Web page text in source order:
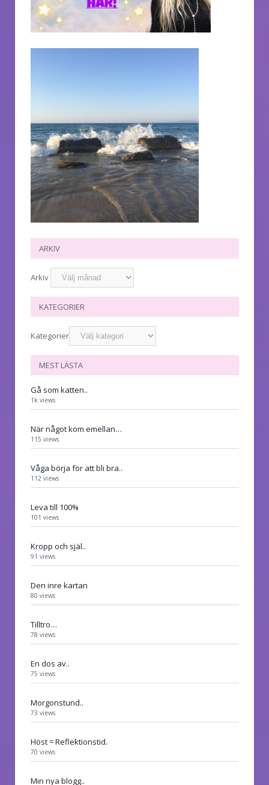
ARKIV
Arkiv
KATEGORIER
Kategorier
MEST LÄSTA
Gå som katten..
1k views
När något kom emellan…
115 views
Våga börja för att bli bra..
112 views
Leva till 100%
101 views
Kropp och själ..
91 views
Den inre kartan
80 views
Tilltro…
78 views
En dos av..
75 views
Morgonstund..
73 views
Höst = Reflektionstid.
70 views
Min nya blogg..